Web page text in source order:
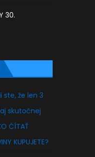
30.
ste, že len 3
skutočnej
ČÍTAŤ
KUPUJETE?